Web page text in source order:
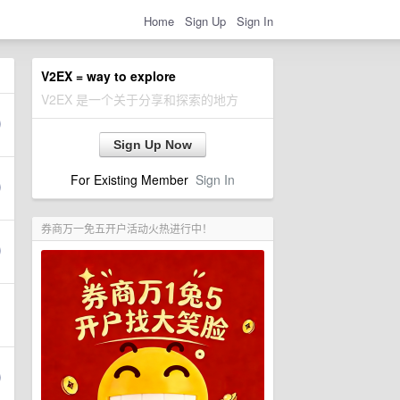
Home Sign Up Sign In
V2EX = way to explore
V2EX 是一个关于分享和探索的地方
Sign Up Now
For Existing Member Sign In
券商万一免五开户活动火热进行中！